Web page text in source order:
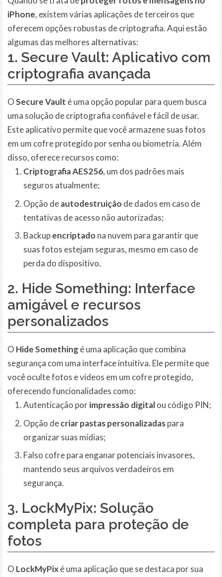
iPhone, existem várias aplicações de terceiros que
oferecem opções robustas de criptografia. Aqui estão
algumas das melhores alternativas:
1. Secure Vault: Aplicativo com
criptografia avançada
OSecure Vault é uma opção popular para quem busca
uma solução de criptografia confiável e fácil de usar.
Este aplicativo permite que você armazene suas fotos
em um cofre protegido por senha ou biometria. Além
disso, oferece recursos como:
Criptografia AES256, um dos padrões mais
seguros atualmente;
Opção deautodestruição de dados em caso de
tentativas de acesso não autorizadas;
Backupencriptado na nuvem para garantir que
suas fotos estejam seguras, mesmo em caso de
perda do dispositivo.
2. Hide Something: Interface
amigável e recursos
personalizados
O Hide Somethingé uma aplicação que combina
segurança com uma interface intuitiva. Ele permite que
você oculte fotos e vídeos em um cofre protegido,
oferecendo funcionalidades como:
Autenticação porimpressão digitalou código PIN;
Opção decriar pastas personalizadaspara
organizar suas mídias;
Falso cofre para enganar potenciais invasores,
mantendo seus arquivos verdadeiros em
segurança.
3. LockMyPix: Solução
completa para proteção de
fotos
O LockMyPixé uma aplicação que se destaca por sua